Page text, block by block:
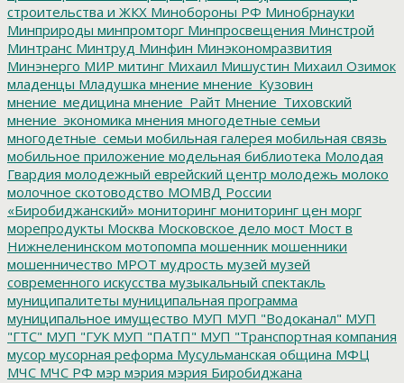
строительства и ЖКХ Минобороны РФ Минобрнауки
Минприроды минпромторг Минпросвещения Минстрой
Минтранс Минтруд Минфин Минэкономразвития
Минэнерго МИР митинг Михаил Мишустин Михаил Озимок
младенцы Младушка мнение мнение_Кузовин
мнение_медицина мнение_Райт Мнение_Тиховский
мнение_экономика мнения многодетные семьи
многодетные_семьи мобильная галерея мобильная связь
мобильное приложение модельная библиотека Молодая
Гвардия молодежный еврейский центр молодежь молоко
молочное скотоводство МОМВД России
«Биробиджанский» мониторинг мониторинг цен морг
морепродукты Москва Московское дело мост Мост в
Нижнеленинском мотопомпа мошенник мошенники
мошенничество МРОТ мудрость музей музей
современного искусства музыкальный спектакль
муниципалитеты муниципальная программа
муниципальное имущество МУП МУП "Водоканал" МУП
"ГТС" МУП "ГУК МУП "ПАТП" МУП "Транспортная компания
мусор мусорная реформа Мусульманская община МФЦ
МЧС МЧС РФ мэр мэрия мэрия Биробиджана